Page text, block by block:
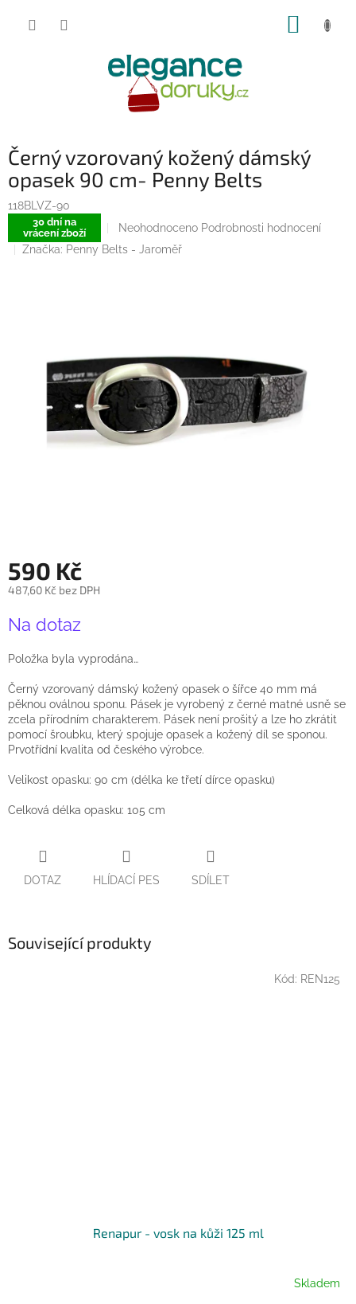
Černý vzorovaný kožený dámský
opasek 90 cm- Penny Belts
118BLVZ-90
30 dní na
vrácení zboží
Průměrné
hodnocení
produktu
Neohodnoceno Podrobnosti hodnocení
Značka: Penny Belts - Jaroměř
590 Kč
487,60 Kč bez DPH
cena:
Na dotaz
Položka byla vyprodána…
Černý vzorovaný dámský kožený opasek o šířce 40 mm má
pěknou oválnou sponu. Pásek je vyrobený z černé matné usně se
zcela přírodním charakterem. Pásek není prošitý a lze ho zkrátit
pomocí šroubku, který spojuje opasek a kožený díl se sponou.
Prvotřídní kvalita od českého výrobce.
Velikost opasku: 90 cm (délka ke třetí dírce opasku)
Celková délka opasku: 105 cm
DOTAZ HLÍDACÍ PES SDÍLET
Související produkty
Renapur - vosk na kůži 125 ml
Skladem
Kód: REN125